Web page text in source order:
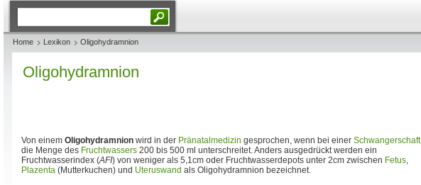
Home Lexikon Oligohydramnion
Oligohydramnion
Von einem Oligohydramnion wird in der Pränatalmedizin gesprochen, wenn bei einer Schwangerschaft
die Menge des Fruchtwassers 200 bis 500 ml unterschreitet. Anders ausgedrückt werden ein
Fruchtwasserindex (AFI) von weniger als 5,1cm oder Fruchtwasserdepots unter 2cm zwischen Fetus,
Plazenta (Mutterkuchen) und Uteruswand als Oligohydramnion bezeichnet.